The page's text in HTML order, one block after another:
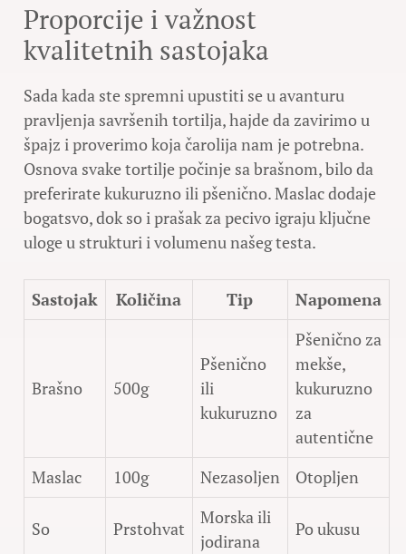
Proporcije i važnost
kvalitetnih sastojaka
Sada kada ste spremni upustiti se u avanturu
pravljenja savršenih tortilja, hajde da zavirimo u
špajz i proverimo koja čarolija nam je potrebna.
Osnova svake tortilje počinje sa brašnom, bilo da
preferirate kukuruzno ili pšenično. Maslac dodaje
bogatsvo, dok so i prašak za pecivo igraju ključne
uloge u strukturi i volumenu našeg testa.
Sastojak Količina Tip Napomena
Brašno 500g
Pšenično
ili
kukuruzno
Pšenično za
mekše,
kukuruzno
za
autentične
Maslac
100g Nezasoljen Otopljen
So Prstohvat
Morska ili
jodirana
Po ukusu